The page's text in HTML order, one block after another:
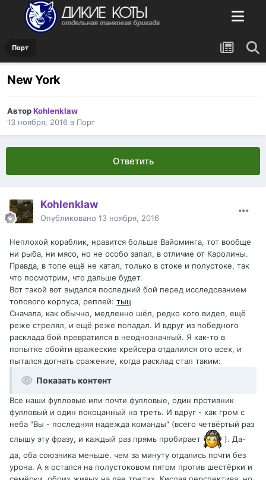
Порт
New York
АвторKohlenklaw
13 ноября, 2016 в Порт
Ответить
Kohlenklaw
Опубликовано 13 ноября, 2016
Неплохой кораблик, нравится больше Вайоминга, тот вообще
ни рыба, ни мясо, но не особо запал, в отличие от Каролины.
Правда, в топе ещё не катал, только в стоке и полустоке, так
что посмотрим, что дальше будет.
Вот такой вот выдался последний бой перед исследованием
топового корпуса, реплей: тыц
Сначала, как обычно, медленно шёл, редко кого видел, ещё
реже стрелял, и ещё реже попадал. И вдруг из победного
расклада бой превратился в неоднозначный. Я как-то в
попытке обойти вражеские крейсера отдалился ото всех, и
пытался догнать сражение, когда расклад стал таким:
Показать контент
Все наши фулловые или почти фулловые, один противник
фулловый и один покоцанный на треть. И вдруг - как гром с
неба "Вы - последняя надежда команды" (всего четвёртый раз
слышу эту фразу, и каждый раз прямь пробирает
). Да-
да, оба союзника меньше. чем за минуту отдались почти без
урона. А я остался на полустоковом пятом против шестёрки и